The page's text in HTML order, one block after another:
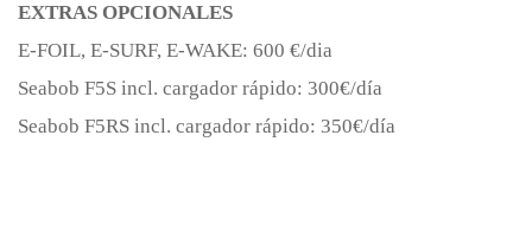
EXTRAS OPCIONALES
E-FOIL, E-SURF, E-WAKE: 600 €/dia
Seabob F5S incl. cargador rápido: 300€/día
Seabob F5RS incl. cargador rápido: 350€/día